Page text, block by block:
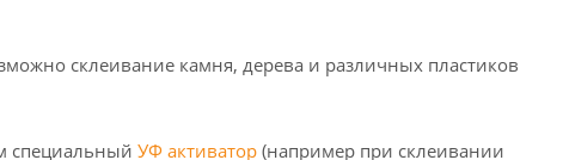
склеивание камня, дерева и различных пластиков
специальный УФ активатор (например при склеивании